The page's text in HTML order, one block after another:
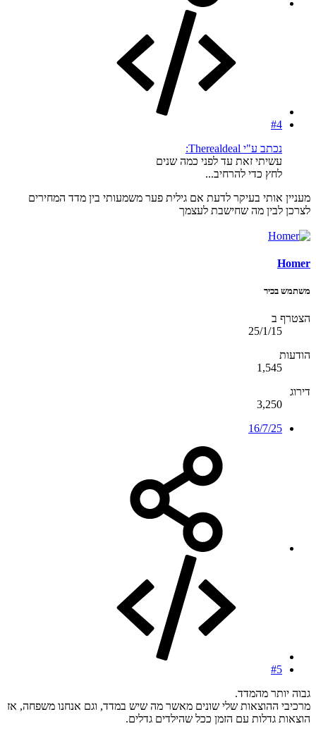
#4
נכתב ע"י Therealdeal:
עשיתי זאת עד לפני כמה שנים
לחץ כדי להרחיב...
מעניין אותי בעיקר לדעת אם גילית פער משמעותי בין מדד המחירים
לצרכן לבין מה שחישבת לעצמך
Homer
משתמש בכיר
הצטרף ב
25/1/15
הודעות
1,545
דירוג
3,250
16/7/25
#5
גבוה יותר מהמדד.
מרכיבי ההוצאות שלי שונים מאשר מה שיש במדד, וגם אנחנו משפחה, אז
הוצאות גדלות עם הזמן ככל שהילדים גדלים.